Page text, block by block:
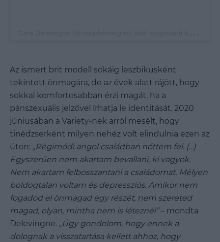
Az ismert brit modell sokáig leszbikusként
tekintett önmagára, de az évek alatt rájött, hogy
sokkal komfortosabban érzi magát, ha a
pánszexuális jelzővel írhatja le identitását. 2020
júniusában a Variety-nek arról mesélt, hogy
tinédzserként milyen nehéz volt elindulnia ezen az
úton: „Régimódi angol családban nőttem fel. (…)
Egyszerűen nem akartam bevallani, ki vagyok.
Nem akartam felbosszantani a családomat. Mélyen
boldogtalan voltam és depressziós. Amikor nem
fogadod el önmagad egy részét, nem szereted
magad, olyan, mintha nem is léteznél”– mondta
Delevingne. „ Úgy gondolom, hogy ennek a
dolognak a visszatartása kellett ahhoz, hogy